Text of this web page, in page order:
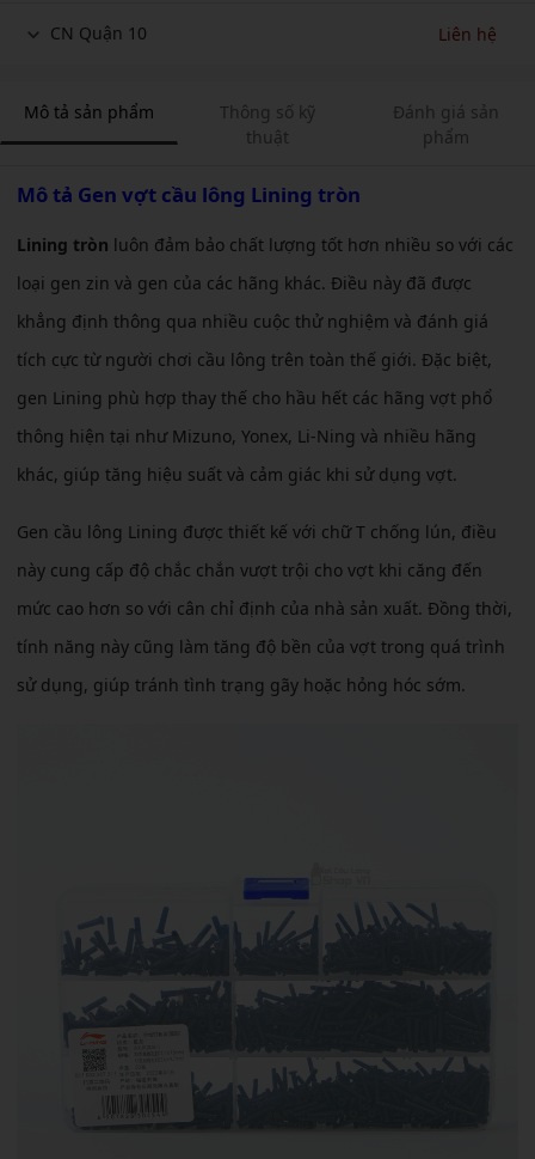
CN Quận 10 Liên hệ
Mô tả sản phẩm
Thông số kỹ
thuật
Đánh giá sản
phẩm
Mô tả Gen vợt cầu lông Lining tròn
Lining tròn luôn đảm bảo chất lượng tốt hơn nhiều so với các
loại gen zin và gen của các hãng khác. Điều này đã được
khẳng định thông qua nhiều cuộc thử nghiệm và đánh giá
tích cực từ người chơi cầu lông trên toàn thế giới. Đặc biệt,
gen Lining phù hợp thay thế cho hầu hết các hãng vợt phổ
thông hiện tại như Mizuno, Yonex, Li-Ning và nhiều hãng
khác, giúp tăng hiệu suất và cảm giác khi sử dụng vợt.
Gen cầu lông Lining được thiết kế với chữ T chống lún, điều
này cung cấp độ chắc chắn vượt trội cho vợt khi căng đến
mức cao hơn so với cân chỉ định của nhà sản xuất. Đồng thời,
tính năng này cũng làm tăng độ bền của vợt trong quá trình
sử dụng, giúp tránh tình trạng gãy hoặc hỏng hóc sớm.